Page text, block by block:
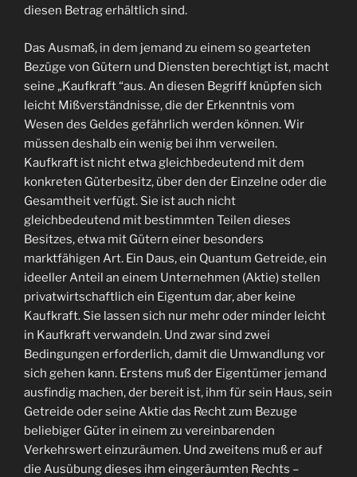
diesen Betrag erhältlich sind.
Das Ausmaß, in dem jemand zu einem so gearteten
Bezüge von Gütern und Diensten berechtigt ist, macht
seine „Kaufkraft “aus. An diesen Begriff knüpfen sich
leicht Mißverständnisse, die der Erkenntnis vom
Wesen des Geldes gefährlich werden können. Wir
müssen deshalb ein wenig bei ihm verweilen.
Kaufkraft ist nicht etwa gleichbedeutend mit dem
konkreten Güterbesitz, über den der Einzelne oder die
Gesamtheit verfügt. Sie ist auch nicht
gleichbedeutend mit bestimmten Teilen dieses
Besitzes, etwa mit Gütern einer besonders
marktfähigen Art. Ein Daus, ein Quantum Getreide, ein
ideeller Anteil an einem Unternehmen (Aktie) stellen
privatwirtschaftlich ein Eigentum dar, aber keine
Kaufkraft. Sie lassen sich nur mehr oder minder leicht
in Kaufkraft verwandeln. Und zwar sind zwei
Bedingungen erforderlich, damit die Umwandlung vor
sich gehen kann. Erstens muß der Eigentümer jemand
ausfindig machen, der bereit ist, ihm für sein Haus, sein
Getreide oder seine Aktie das Recht zum Bezuge
beliebiger Güter in einem zu vereinbarenden
Verkehrswert einzuräumen. Und zweitens muß er auf
die Ausübung dieses ihm eingeräumten Rechts –